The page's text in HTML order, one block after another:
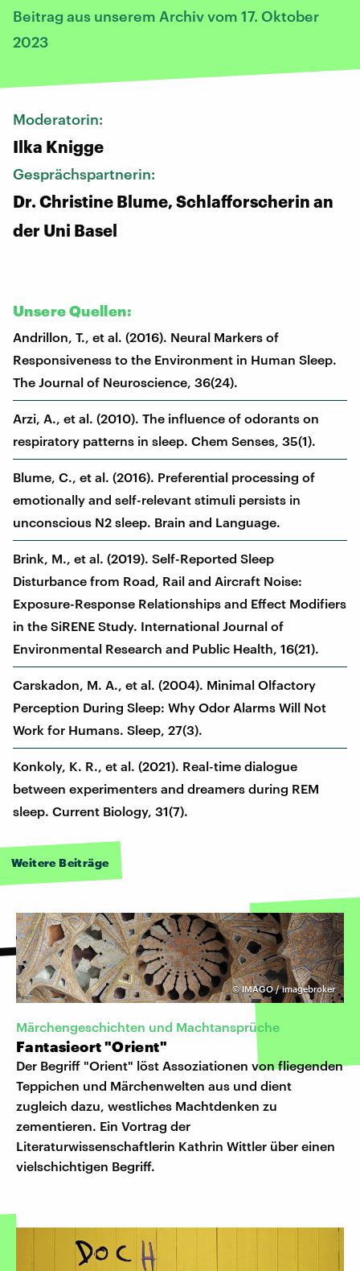
Beitrag aus unserem Archiv vom 17. Oktober
2023
Moderatorin:
Ilka Knigge
Gesprächspartnerin:
Dr. Christine Blume, Schlafforscherin an
der Uni Basel
Unsere Quellen:
Andrillon, T., et al. (2016). Neural Markers of
Responsiveness to the Environment in Human Sleep.
The Journal of Neuroscience, 36(24).
Arzi, A., et al. (2010). The influence of odorants on
respiratory patterns in sleep. Chem Senses, 35(1).
Blume, C., et al. (2016). Preferential processing of
emotionally and self-relevant stimuli persists in
unconscious N2 sleep. Brain and Language.
Brink, M., et al. (2019). Self-Reported Sleep
Disturbance from Road, Rail and Aircraft Noise:
Exposure-Response Relationships and Effect Modifiers
in the SiRENE Study. International Journal of
Environmental Research and Public Health, 16(21).
Carskadon, M. A., et al. (2004). Minimal Olfactory
Perception During Sleep: Why Odor Alarms Will Not
Work for Humans. Sleep, 27(3).
Konkoly, K. R., et al. (2021). Real-time dialogue
between experimenters and dreamers during REM
sleep. Current Biology, 31(7).
Weitere Beiträge
©IMAGO / imagebroker
Märchengeschichten und Machtansprüche
Fantasieort "Orient"
Der Begriff "Orient" löst Assoziationen von fliegenden
Teppichen und Märchenwelten aus und dient
zugleich dazu, westliches Machtdenken zu
zementieren. Ein Vortrag der
Literaturwissenschaftlerin Kathrin Wittler über einen
vielschichtigen Begriff.